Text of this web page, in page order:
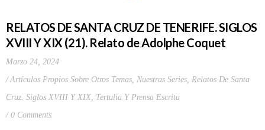
RELATOS DE SANTA CRUZ DE TENERIFE. SIGLOS
XVIII Y XIX (21). Relato de Adolphe Coquet
Marzo 24, 2024
Artículos Propios Sobre Otros Temas, Nuestras Series, Relatos De Santa
Cruz. Siglos XVIII Y XIX, Tertulia Y Prensa Escrita
0 Comments